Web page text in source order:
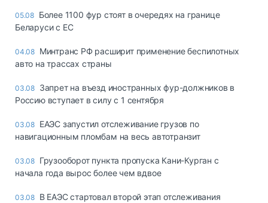
05.08 Более 1100 фур стоят в очередях на границе
Беларуси с ЕС
04.08 Минтранс РФ расширит применение беспилотных
авто на трассах страны
03.08 Запрет на въезд иностранных фур-должников в
Россию вступает в силу с 1 сентября
03.08 ЕАЭС запустил отслеживание грузов по
навигационным пломбам на весь автотранзит
03.08 Грузооборот пункта пропуска Кани-Курган с
начала года вырос более чем вдвое
03.08 В ЕАЭС стартовал второй этап отслеживания